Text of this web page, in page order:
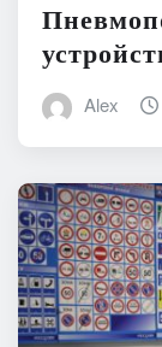
Alex